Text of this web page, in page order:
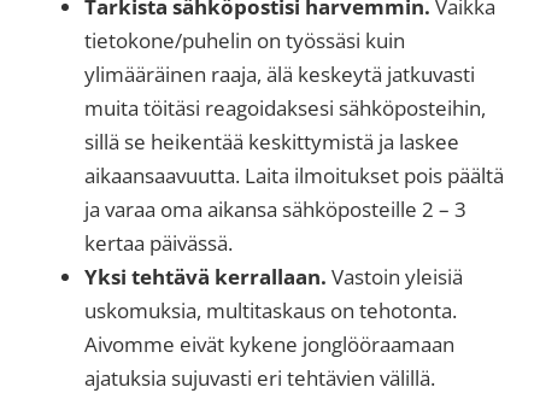
Tarkista sähköpostisi harvemmin. Vaikka
tietokone/puhelin on työssäsi kuin
ylimääräinen raaja, älä keskeytä jatkuvasti
muita töitäsi reagoidaksesi sähköposteihin,
sillä se heikentää keskittymistä ja laskee
aikaansaavuutta. Laita ilmoitukset pois päältä
ja varaa oma aikansa sähköposteille 2 – 3
kertaa päivässä.
Yksi tehtävä kerrallaan. Vastoin yleisiä
uskomuksia, multitaskaus on tehotonta.
Aivomme eivät kykene jonglööraamaan
ajatuksia sujuvasti eri tehtävien välillä.